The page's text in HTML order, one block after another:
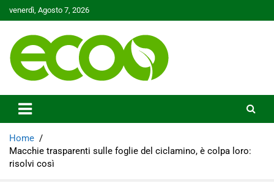
to
venerdì, Agosto 7, 2026
Ecoo.it
Home
Macchie trasparenti sulle foglie del ciclamino, è colpa loro:
risolvi così